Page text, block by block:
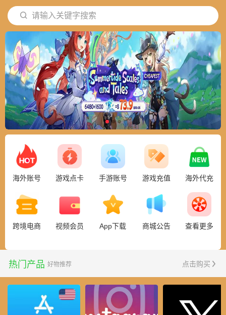
请输入关键字搜索
海外账号 游戏点卡 手游账号 游戏充值 海外代充
跨境电商 视频会员 App下载 商城公告 查看更多
热门产品 好物推荐 点击购买